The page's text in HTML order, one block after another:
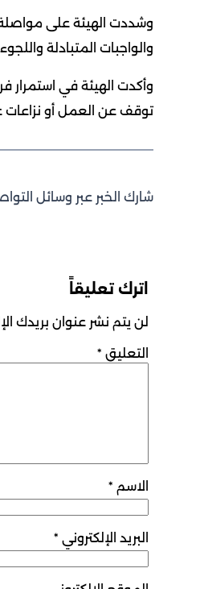
وشددت الهيئة على مواصلة
والواجبات المتبادلة
وأكدت الهيئة في استمرار
توقف عن العمل أو نزاعات
شارك الخبر عبر وسائل
اترك تعليقاً
لن يتم نشر عنوان بريدك
التعليق *
الاسم *
البريد الإلكتروني *